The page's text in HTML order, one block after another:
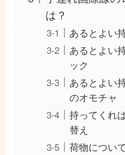
は？
あるとよい
あるとよい
ック
あるとよい
のオモチャ
持ってくれ
替え
荷物につい